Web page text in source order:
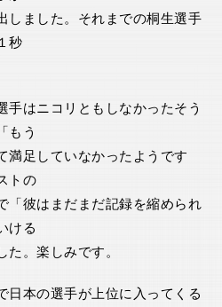
しました。それまでの桐生選手
秒
はニコリともしなかったそう
もう
満足していなかったようです
トの
「彼はまだまだ記録を縮められ
ける
。楽しみです。
本の選手が上位に入ってくる